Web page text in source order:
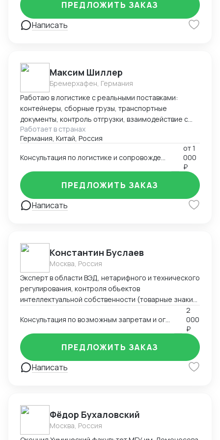
Написать
ПРЕДЛОЖИТЬ ЗАКАЗ
Максим Шиллер
Бремерхафен, Германия
Работаю в логистике с реальными поставками:
контейнеры, сборные грузы, транспортные
документы, контроль отгрузки, взаимодействие с
агентами и перевозчиками. Специализируюсь на
логистике из Европы, умею быстро ориентироваться
в нестандартных ситуациях и держать процесс под
контролем. Работаю из Германии, открыт к
удалённому сотрудничеству.
Работает в странах
Германия, Китай, Россия
Консультация по логистике и сопровождению поставок (к примеру из Европы и Китая)
от1
000
₽
Написать
ПРЕДЛОЖИТЬ ЗАКАЗ
Константин Буслаев
Москва, Россия
Эксперт в области ВЭД, нетарифного и технического
регулирования, контроля объектов
интеллектуальной собственности (товарные знаки)
с более чем 16-летним опытом. Успешные проекты
по автоматизации таможенных бизнес-процессов,
оптимизации импорта/экспорта товаров,
подлежащих специальному регулированию
(шифровальное оборудование, РЭС и ВЧУ, оружие,
лекарства и т.д.). Так же большой опыт в области
санкционных ограничений, вводимых РФ
Консультация по возможным запретам и ограничениям при импорте и экспорте
2
000
₽
Написать
ПРЕДЛОЖИТЬ ЗАКАЗ
Фёдор Бухаловский
Москва, Россия